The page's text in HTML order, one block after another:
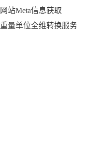
网站Meta信息获取
重量单位全维转换服务